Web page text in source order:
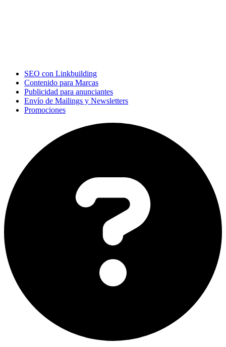
SEO con Linkbuilding
Contenido para Marcas
Publicidad para anunciantes
Envío de Mailings y Newsletters
Promociones